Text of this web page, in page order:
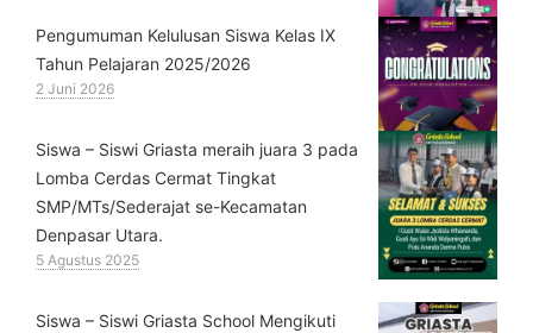
Pengumuman Kelulusan Siswa Kelas IX
Tahun Pelajaran 2025/2026
2 Juni 2026
Siswa – Siswi Griasta meraih juara 3 pada
Lomba Cerdas Cermat Tingkat
SMP/MTs/Sederajat se-Kecamatan
Denpasar Utara.
5 Agustus 2025
Siswa – Siswi Griasta School Mengikuti